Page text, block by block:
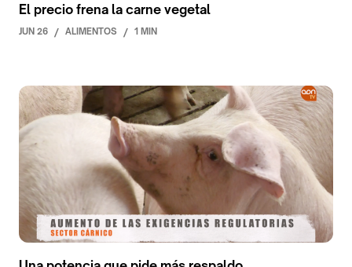
El precio frena la carne vegetal
JUN 26 / ALIMENTOS / 1 MIN